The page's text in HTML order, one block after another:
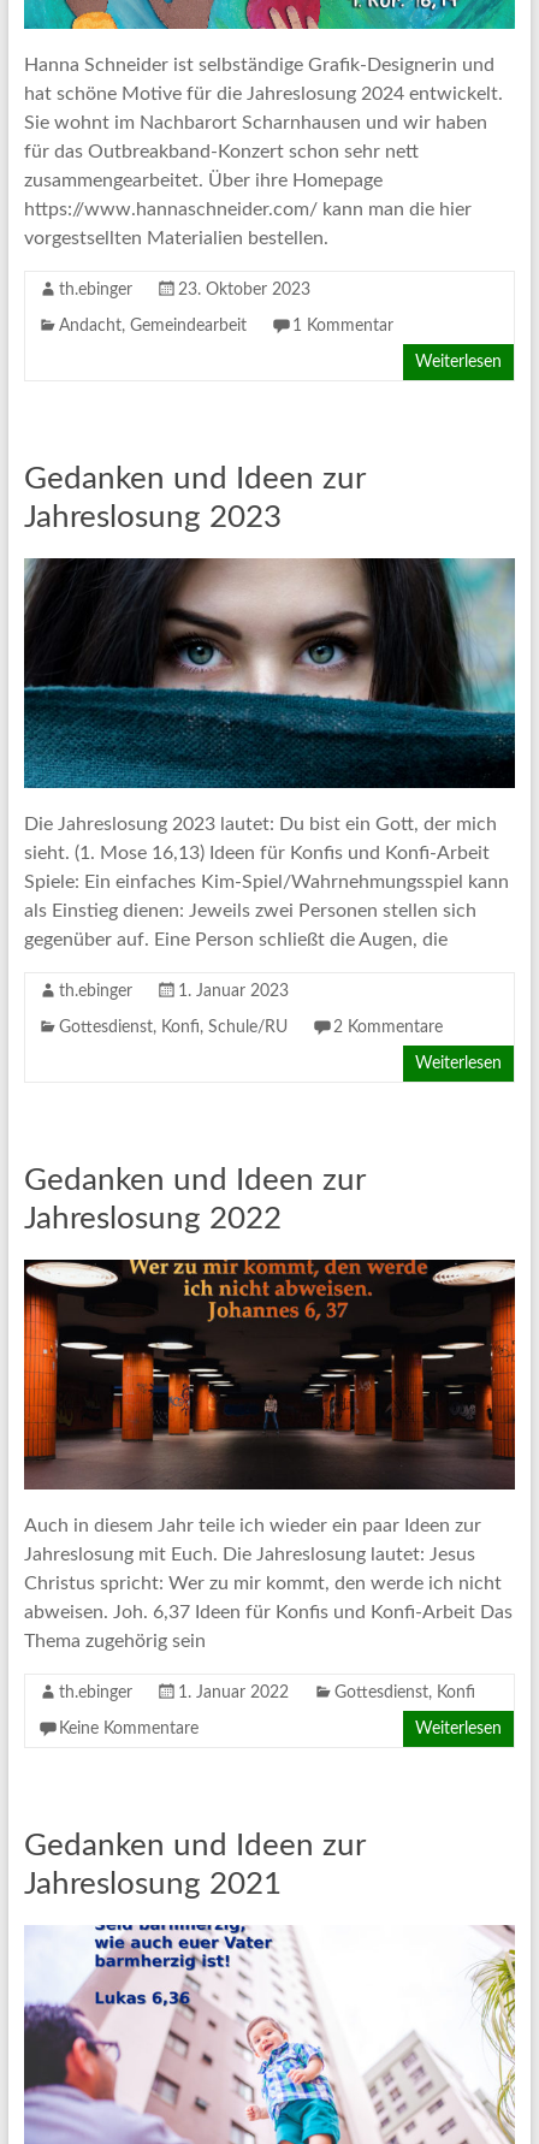
Hanna Schneider ist selbständige Grafik-Designerin und
hat schöne Motive für die Jahreslosung 2024 entwickelt.
Sie wohnt im Nachbarort Scharnhausen und wir haben
für das Outbreakband-Konzert schon sehr nett
zusammengearbeitet. Über ihre Homepage
https://www.hannaschneider.com/ kann man die hier
vorgestsellten Materialien bestellen.
th.ebinger 23. Oktober 2023
Andacht, Gemeindearbeit 1 Kommentar
Weiterlesen
Gedanken und Ideen zur
Jahreslosung 2023
Die Jahreslosung 2023 lautet: Du bist ein Gott, der mich
sieht. (1. Mose 16,13) Ideen für Konfis und Konfi-Arbeit
Spiele: Ein einfaches Kim-Spiel/Wahrnehmungsspiel kann
als Einstieg dienen: Jeweils zwei Personen stellen sich
gegenüber auf. Eine Person schließt die Augen, die
th.ebinger 1. Januar 2023
Gottesdienst, Konfi, Schule/RU 2 Kommentare
Weiterlesen
Gedanken und Ideen zur
Jahreslosung 2022
Auch in diesem Jahr teile ich wieder ein paar Ideen zur
Jahreslosung mit Euch. Die Jahreslosung lautet: Jesus
Christus spricht: Wer zu mir kommt, den werde ich nicht
abweisen. Joh. 6,37 Ideen für Konfis und Konfi-Arbeit Das
Thema zugehörig sein
th.ebinger 1. Januar 2022 Gottesdienst, Konfi
Keine Kommentare Weiterlesen
Gedanken und Ideen zur
Jahreslosung 2021